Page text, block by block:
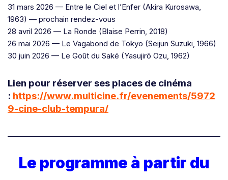
31 mars 2026 — Entre le Ciel et l’Enfer (Akira Kurosawa,
1963) — prochain rendez-vous
28 avril 2026 — La Ronde (Blaise Perrin, 2018)
26 mai 2026 — Le Vagabond de Tokyo (Seijun Suzuki, 1966)
30 juin 2026 — Le Goût du Saké (Yasujirō Ozu, 1962)
Lien pour réserver ses places de cinéma
: https://www.multicine.fr/evenements/5972
9-cine-club-tempura/
Le programme à partir du